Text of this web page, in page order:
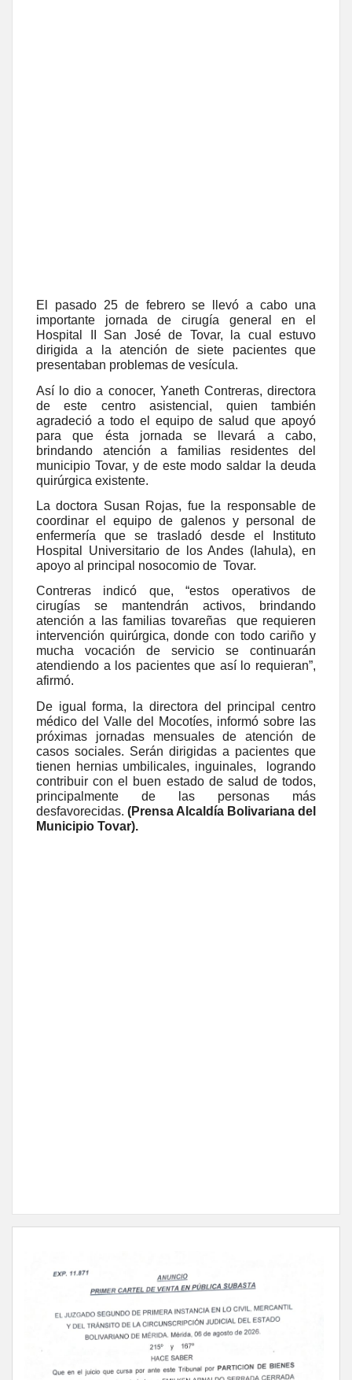
El pasado 25 de febrero se llevó a cabo una
importante jornada de cirugía general en el
Hospital II San José de Tovar, la cual estuvo
dirigida a la atención de siete pacientes que
presentaban problemas de vesícula.
Así lo dio a conocer, Yaneth Contreras, directora
de este centro asistencial, quien también
agradeció a todo el equipo de salud que apoyó
para que ésta jornada se llevará a cabo,
brindando atención a familias residentes del
municipio Tovar, y de este modo saldar la deuda
quirúrgica existente.
La doctora Susan Rojas, fue la responsable de
coordinar el equipo de galenos y personal de
enfermería que se trasladó desde el Instituto
Hospital Universitario de los Andes (Iahula), en
apoyo al principal nosocomio de Tovar.
Contreras indicó que, “estos operativos de
cirugías se mantendrán activos, brindando
atención a las familias tovareñas que requieren
intervención quirúrgica, donde con todo cariño y
mucha vocación de servicio se continuarán
atendiendo a los pacientes que así lo requieran”,
afirmó.
De igual forma, la directora del principal centro
médico del Valle del Mocotíes, informó sobre las
próximas jornadas mensuales de atención de
casos sociales. Serán dirigidas a pacientes que
tienen hernias umbilicales, inguinales, logrando
contribuir con el buen estado de salud de todos,
principalmente de las personas más
desfavorecidas. (Prensa Alcaldía Bolivariana del
Municipio Tovar).